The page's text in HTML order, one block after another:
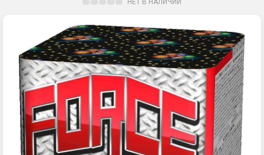
НЕТ В НАЛИЧИИ